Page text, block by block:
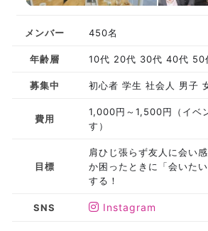
メンバー 450名
年齢層 10代 20代 30代 40代 50
募集中 初心者 学生 社会人 男子
費用
1,000円～1,500円（イベ
す）
目標
肩ひじ張らず友人に会い
か困ったときに「会いた
する！
SNS Instagram